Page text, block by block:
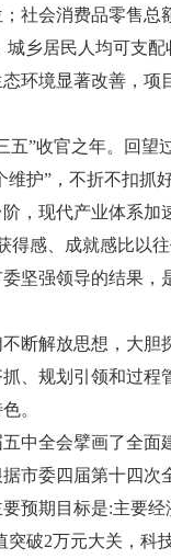
社会消费品零售总
乡居民人均可支
环境显著改善，
”收官之年。回望
维护”，不折不扣
，现代产业体系
得感、成就感比以
坚强领导的结果
解放思想，大胆
、规划引领和过
。
全会擘画了全面
市委四届第十四
预期目标是:主要
突破2万元大关，科